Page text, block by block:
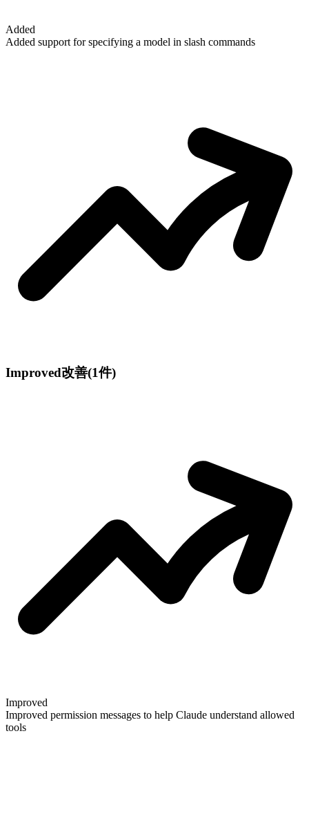
Added
Added support for specifying a model in slash commands
Improved改善(1件)
Improved
Improved permission messages to help Claude understand allowed
tools